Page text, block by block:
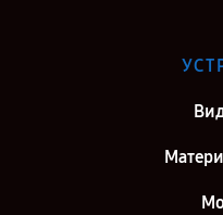
Ремонт монитора
Ремонт монитора